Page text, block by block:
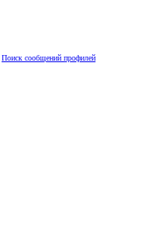
Поиск сообщений профилей